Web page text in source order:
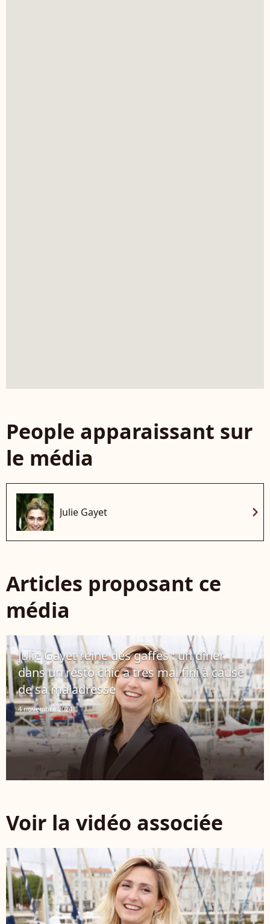
People apparaissant sur
le média
Julie Gayet chevron_right
Articles proposant ce
média
Julie Gayet reine des gaffes : un dîner
dans un resto chic a très mal fini à cause
de sa maladresse
4 novembre 2024
Voir la vidéo associée